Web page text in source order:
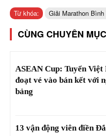
Từ khóa: Giải Marathon
CÙNG CHUYÊN MỤC
ASEAN Cup: Tuyển Việt
đoạt vé vào bán kết với
bảng
13 vận động viên điền